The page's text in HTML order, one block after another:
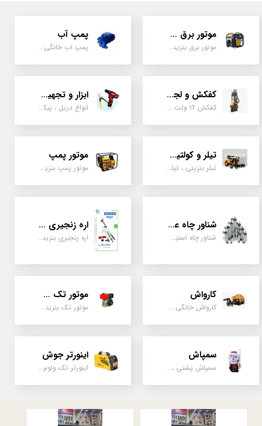
موتور برق و ژنراتور
موتور برق بنزینی، دیزلی ، گازی ، سه گانه سوز
پمپ آب
پمپ اب خانگی، بشقابی ، جتی ، دو پروانه کشاورزی
کفکش و لجن کش
کفکش 12 ولت ، 220 ولت ، یک اینچ به بالا لجن کش کاتردار، لجن کش چدنی
ابزار و تجهیزات
انواع دریل ، پیکور، ابزارالات، سیل مکانیکی، قطعات پمپ
تیلر و کولتیواتور
تیلر بنزینی ، تیلر دیزل، تیلر چهار چرخ، تیلر مزرعه و کشاورزی
موتور پمپ
موتور پمپ بنزینی، دیزلی، نفتی ، یک اینچ به بالا
شناور چاه عمیق
شناور چاه استیل ، تک فاز و سه فاز، یک اینچ به بالا
اره زنجیری / علفتراش
اره زنجیری بنزینی ، علفتراش دو زمانه و چهار زمانه ، دوشی و پشتی
کارواش
کارواش خانگی و صنعتی و نیمه صنعتی
موتور تک سیلندر
موتور تک بنزینی ، دیزلی، کارتینگی ، تیلری
سمپاش
سمپاش پشتی ، زمبه ای ، فرغونی ، دستی ، موتوری
اینورتر جوش
اینورتر تک ولوم و دو ولوم امپر بالا